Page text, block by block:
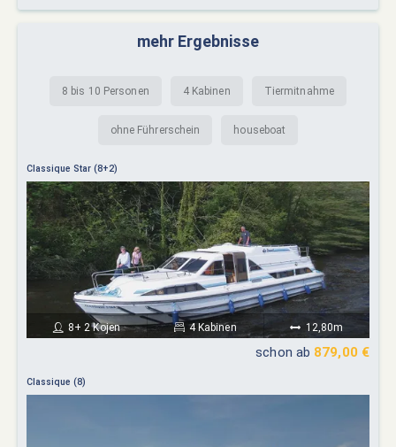
mehr Ergebnisse
8 bis 10 Personen 4 Kabinen Tiermitnahme
ohne Führerschein houseboat
Classique Star (8+2)
8+ 2 Kojen 4 Kabinen 12,80m
schon ab 879,00 €
Classique (8)